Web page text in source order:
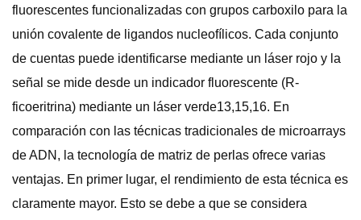
fluorescentes funcionalizadas con grupos carboxilo para la
unión covalente de ligandos nucleofílicos. Cada conjunto
de cuentas puede identificarse mediante un láser rojo y la
señal se mide desde un indicador fluorescente (R-
ficoeritrina) mediante un láser verde13,15,16. En
comparación con las técnicas tradicionales de microarrays
de ADN, la tecnología de matriz de perlas ofrece varias
ventajas. En primer lugar, el rendimiento de esta técnica es
claramente mayor. Esto se debe a que se considera